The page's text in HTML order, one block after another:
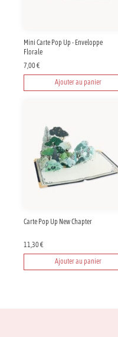
Mini Carte Pop Up - Enveloppe
Florale
7,00€
Ajouter au panier
Carte Pop Up New Chapter
11,30€
Ajouter au panier